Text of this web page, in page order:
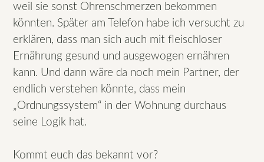
weil sie sonst Ohrenschmerzen bekommen
könnten. Später am Telefon habe ich versucht zu
erklären, dass man sich auch mit fleischloser
Ernährung gesund und ausgewogen ernähren
kann. Und dann wäre da noch mein Partner, der
endlich verstehen könnte, dass mein
„Ordnungssystem“ in der Wohnung durchaus
seine Logik hat.
Kommt euch das bekannt vor?